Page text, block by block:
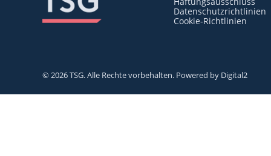
Datenschutzrichtlinien
Cookie-Richtlinien
© 2026 TSG. Alle Rechte vorbehalten. Powered by Digital2